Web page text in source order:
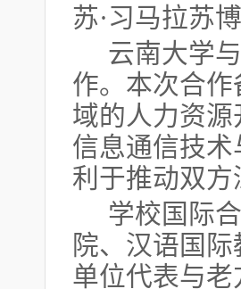
苏·习马拉苏
云南大学
作。本次合
域的人力资
信息通信技
利于推动双
学校国际
院、汉语国
单位代表与